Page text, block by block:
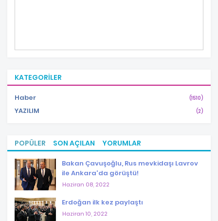
KATEGORILER
Haber (1510)
YAZILIM (2)
POPÜLER SON AÇILAN YORUMLAR
Bakan Çavuşoğlu, Rus mevkidaşı Lavrov
ile Ankara'da görüştü!
Haziran 08, 2022
Erdoğan ilk kez paylaştı
Haziran 10, 2022